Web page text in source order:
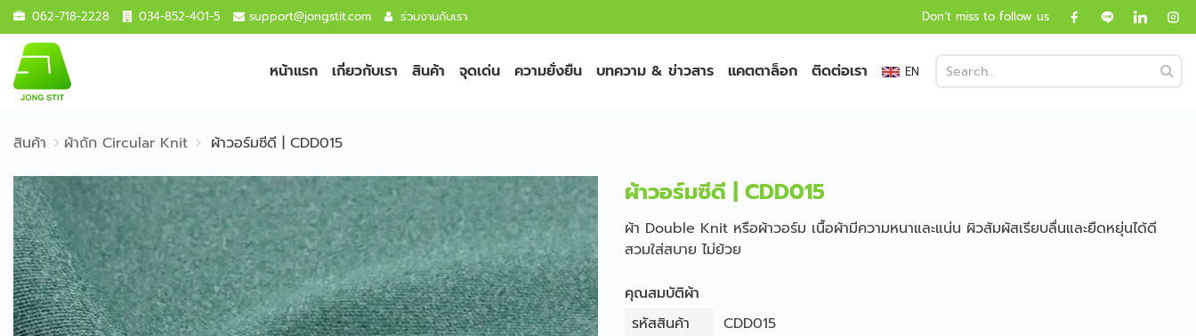
062-718-2228 034-852-401-5 support@jongstit.com ร่วมงานกับเรา Don’t miss to follow us
หน้าแรก เกี่ยวกับเรา สินค้า จุดเด่น ความยั่งยืน บทความ & ข่าวสาร แคตตาล็อก ติดต่อเรา EN
สินค้า ผ้าถัก Circular Knit ผ้าวอร์มซีดี | CDD015
ผ้าวอร์มซีดี | CDD015
ผ้า Double Knit หรือผ้าวอร์ม เนื้อผ้ามีความหนาและแน่น ผิวสัมผัสเรียบลื่นและยืดหยุ่นได้ดี
สวมใส่สบาย ไม่ย้วย
คุณสมบัติผ้า
รหัสสินค้า
CDD015